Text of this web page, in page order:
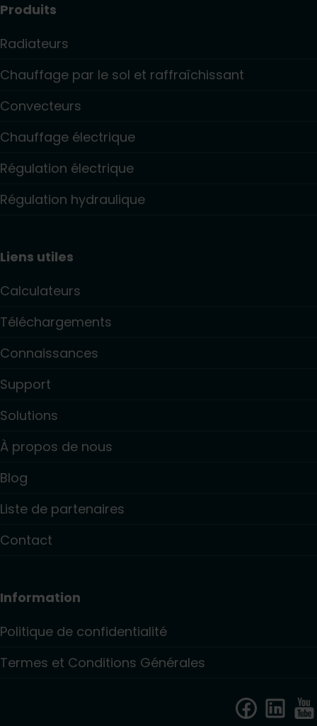
Produits
Radiateurs
Chauffage par le sol et raffraîchissant
Convecteurs
Chauffage électrique
Régulation électrique
Régulation hydraulique
Liens utiles
Calculateurs
Téléchargements
Connaissances
Support
Solutions
À propos de nous
Blog
Liste de partenaires
Contact
Information
Politique de confidentialité
Termes et Conditions Générales